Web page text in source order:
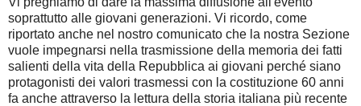
soprattutto alle giovani generazioni. Vi ricordo, come
riportato anche nel nostro comunicato che la nostra Sezione
vuole impegnarsi nella trasmissione della memoria dei fatti
salienti della vita della Repubblica ai giovani perché siano
protagonisti dei valori trasmessi con la costituzione 60 anni
fa anche attraverso la lettura della storia italiana più recente